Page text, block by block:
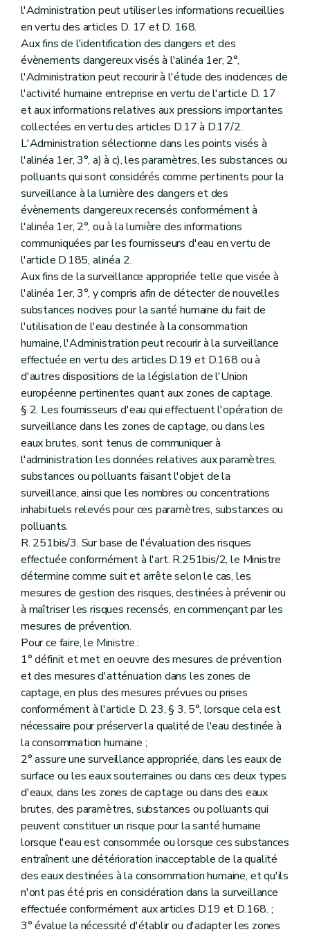
l'Administration peut utiliser les informations recueillies
en vertu des articles D. 17 et D. 168.
Aux fins de l'identification des dangers et des
évènements dangereux visés à l'alinéa 1er, 2°,
l'Administration peut recourir à l'étude des incidences de
l'activité humaine entreprise en vertu de l'article D. 17
et aux informations relatives aux pressions importantes
collectées en vertu des articles D.17 à D.17/2.
L'Administration sélectionne dans les points visés à
l'alinéa 1er, 3°, a) à c), les paramètres, les substances ou
polluants qui sont considérés comme pertinents pour la
surveillance à la lumière des dangers et des
évènements dangereux recensés conformément à
l'alinéa 1er, 2°, ou à la lumière des informations
communiquées par les fournisseurs d'eau en vertu de
l'article D.185, alinéa 2.
Aux fins de la surveillance appropriée telle que visée à
l'alinéa 1er, 3°, y compris afin de détecter de nouvelles
substances nocives pour la santé humaine du fait de
l'utilisation de l'eau destinée à la consommation
humaine, l'Administration peut recourir à la surveillance
effectuée en vertu des articles D.19 et D.168 ou à
d'autres dispositions de la législation de l'Union
européenne pertinentes quant aux zones de captage.
§ 2. Les fournisseurs d'eau qui effectuent l'opération de
surveillance dans les zones de captage, ou dans les
eaux brutes, sont tenus de communiquer à
l'administration les données relatives aux paramètres,
substances ou polluants faisant l'objet de la
surveillance, ainsi que les nombres ou concentrations
inhabituels relevés pour ces paramètres, substances ou
polluants.
R. 251bis/3. Sur base de l'évaluation des risques
effectuée conformément à l'art. R.251bis/2, le Ministre
détermine comme suit et arrête selon le cas, les
mesures de gestion des risques, destinées à prévenir ou
à maîtriser les risques recensés, en commençant par les
mesures de prévention.
Pour ce faire, le Ministre :
1° définit et met en oeuvre des mesures de prévention
et des mesures d'atténuation dans les zones de
captage, en plus des mesures prévues ou prises
conformément à l'article D. 23, § 3, 5°, lorsque cela est
nécessaire pour préserver la qualité de l'eau destinée à
la consommation humaine ;
2° assure une surveillance appropriée, dans les eaux de
surface ou les eaux souterraines ou dans ces deux types
d'eaux, dans les zones de captage ou dans des eaux
brutes, des paramètres, substances ou polluants qui
peuvent constituer un risque pour la santé humaine
lorsque l'eau est consommée ou lorsque ces substances
entraînent une détérioration inacceptable de la qualité
des eaux destinées à la consommation humaine, et qu'ils
n'ont pas été pris en considération dans la surveillance
effectuée conformément aux articles D.19 et D.168. ;
3° évalue la nécessité d'établir ou d'adapter les zones